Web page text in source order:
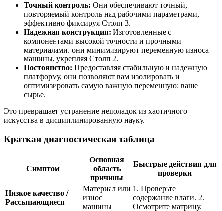
Точный контроль: Они обеспечивают точный,
повторяемый контроль над рабочими параметрами,
эффективно фиксируя Столп 3.
Надежная конструкция: Изготовленные с
компонентами высокой точности и прочными
материалами, они минимизируют переменную износа
машины, укрепляя Столп 2.
Постоянство: Предоставляя стабильную и надежную
платформу, они позволяют вам изолировать и
оптимизировать самую важную переменную: ваше
сырье.
Это превращает устранение неполадок из хаотичного
искусства в дисциплинированную науку.
Краткая диагностическая таблица
Симптом
Основная
область
причины
Быстрые действия для
проверки
Низкое качество /
Рассыпающиеся
Материал или
износ
машины
1. Проверьте
содержание влаги. 2.
Осмотрите матрицу.